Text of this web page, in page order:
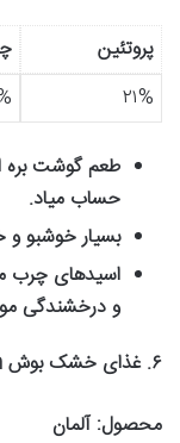
پروتئین
۲۱%
طعم گوشت بره
حساب میاد.
بسیار خوشبو
اسیدهای چرب
و درخشندگی
۶.غذای خشک بوش
محصول:آلمان